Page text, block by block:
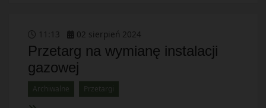
13 02 sierpień 2024
Przetarg na wymianę instalacji
gazowej
Archiwalne Przetargi